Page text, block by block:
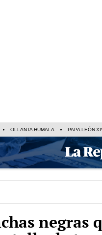
OLLANTA HUMALA PAPA LEÓN
negras